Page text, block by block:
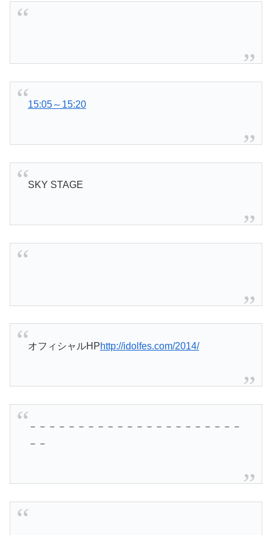
15:05～15:20
SKY STAGE
オフィシャルHPhttp://idolfes.com/2014/
－－－－－－－－－－－－－－－－－－－－－－
－－